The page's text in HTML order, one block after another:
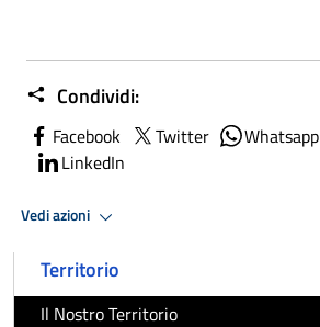
Condividi:
Facebook Twitter Whatsapp
LinkedIn
Vedi azioni
Territorio
Il Nostro Territorio